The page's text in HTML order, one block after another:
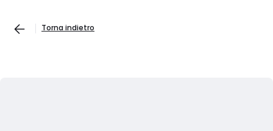
Torna indietro